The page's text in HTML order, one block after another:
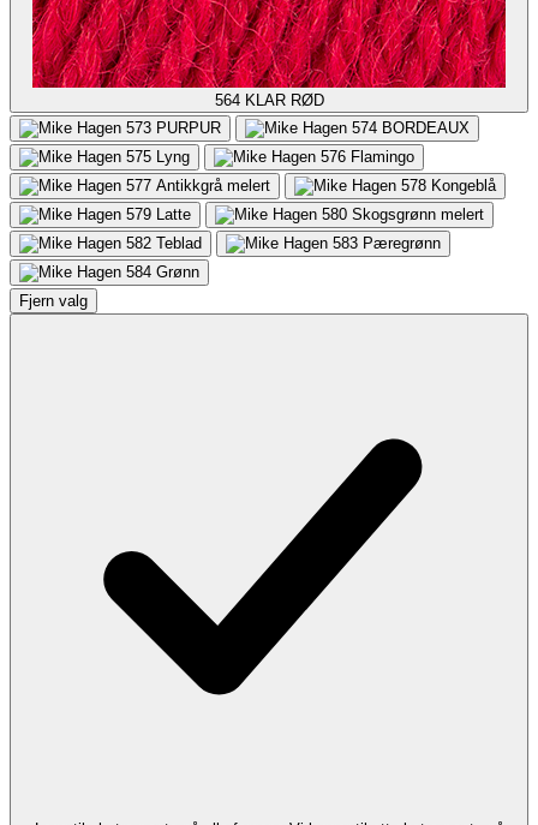
564 KLAR RØD
573 PURPUR 574 BORDEAUX
575 Lyng 576 Flamingo
577 Antikkgrå melert 578 Kongeblå
579 Latte 580 Skogsgrønn melert
582 Teblad 583 Pæregrønn
584 Grønn
Fjern valg